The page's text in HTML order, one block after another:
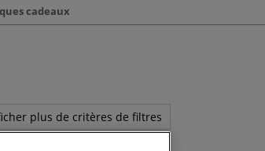
cadeaux
plus de critères de filtres